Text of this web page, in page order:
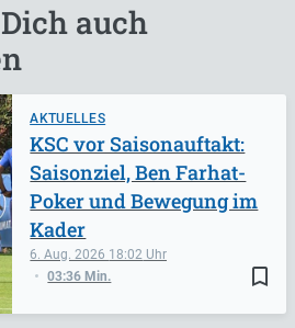
auch
AKTUELLES
bookmark_border
6. Aug. 2026 18:02
03:36 Min.
KSC vor Saisonauftakt:
Saisonziel, Ben Farhat-
Poker und Bewegung im
Kader